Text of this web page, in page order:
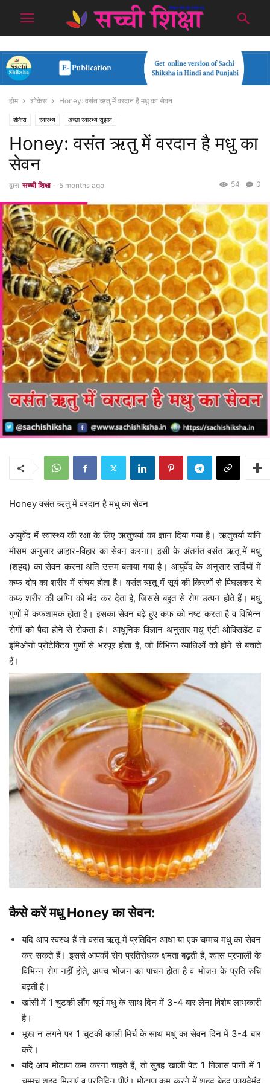
होम शोकेस Honey: वसंत ऋतु में वरदान है मधु का सेवन
शोकेस स्वास्थ्य अच्छा स्वास्थ्य सुझाव
Honey: वसंत ऋतु में वरदान है मधु का
सेवन
द्वारा सच्ची शिक्षा - 5 months ago 0
54
Honey वसंत ऋतु में वरदान है मधु का सेवन
आयुर्वेद में स्वास्थ्य की रक्षा के लिए ऋतुचर्या का ज्ञान दिया गया है। ऋतुचर्या यानि
मौसम अनुसार आहार-विहार का सेवन करना। इसी के अंतर्गत वसंत ऋतू में मधु
(शहद) का सेवन करना अति उत्तम बताया गया है। आयुर्वेद के अनुसार सर्दियों में
कफ दोष का शरीर में संचय होता है। वसंत ऋतू में सूर्य की किरणों से पिघलकर ये
कफ शरीर की अग्नि को मंद कर देता है, जिससे बहुत से रोग उत्पन होते हैं। मधु
गुणों में कफशामक होता है। इसका सेवन बढ़े हुए कफ को नष्ट करता है व विभिन्न
रोगों को पैदा होने से रोकता है। आधुनिक विज्ञान अनुसार मधु एंटी ओक्सिडेंट व
इमिओनो प्रोटेक्टिव गुणों से भरपूर होता है, जो विभिन्न व्याधिओं को होने से बचाते
हैं।
कैसे करें मधु Honey का सेवन:
यदि आप स्वस्थ हैं तो वसंत ऋतू में प्रतिदिन आधा या एक चम्मच मधु का सेवन
कर सकते हैं। इससे आपकी रोग प्रतिरोधक क्षमता बढ़ती है, श्वास प्रणाली के
विभिन्न रोग नहीं होते, अपच भोजन का पाचन होता है व भोजन के प्रति रुचि
बढ़ती है।
खांसी में 1 चुटकी लौंग चूर्ण मधु के साथ दिन में 3-4 बार लेना विशेष लाभकारी
है।
भूख न लगने पर 1 चुटकी काली मिर्च के साथ मधु का सेवन दिन में 3-4 बार
करें।
यदि आप मोटापा कम करना चाहते हैं, तो सुबह खाली पेट 1 गिलास पानी में 1